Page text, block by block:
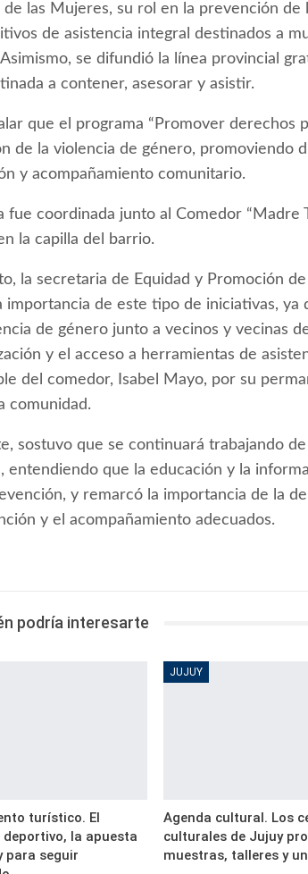
de las Mujeres, su rol en la prevención
de asistencia integral destinados a
se difundió la línea provincial
a contener, asesorar y asistir.
que el programa “Promover derechos
de la violencia de género, promoviendo
y acompañamiento comunitario.
fue coordinada junto al Comedor “Madre
la capilla del barrio.
la secretaria de Equidad y Promoción
importancia de este tipo de iniciativas,
de género junto a vecinos y vecinas
y el acceso a herramientas de
del comedor, Isabel Mayo, por su
comunidad.
sostuvo que se continuará trabajando
entendiendo que la educación y la
y remarcó la importancia de la
y el acompañamiento adecuados.
podría interesarte
turístico. El
la apuesta
para seguir
JUJUY
Agenda cultural. Los
culturales de Jujuy
muestras, talleres y